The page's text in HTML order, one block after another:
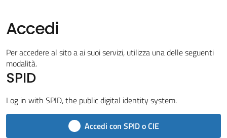
Menu selezionato
Novità
Servizi
il
Accedi
Per accedere al sito a ai suoi servizi, utilizza una delle seguenti
modalità.
SPID
Log in with SPID, the public digital identity system.
Accedi con SPID o CIE